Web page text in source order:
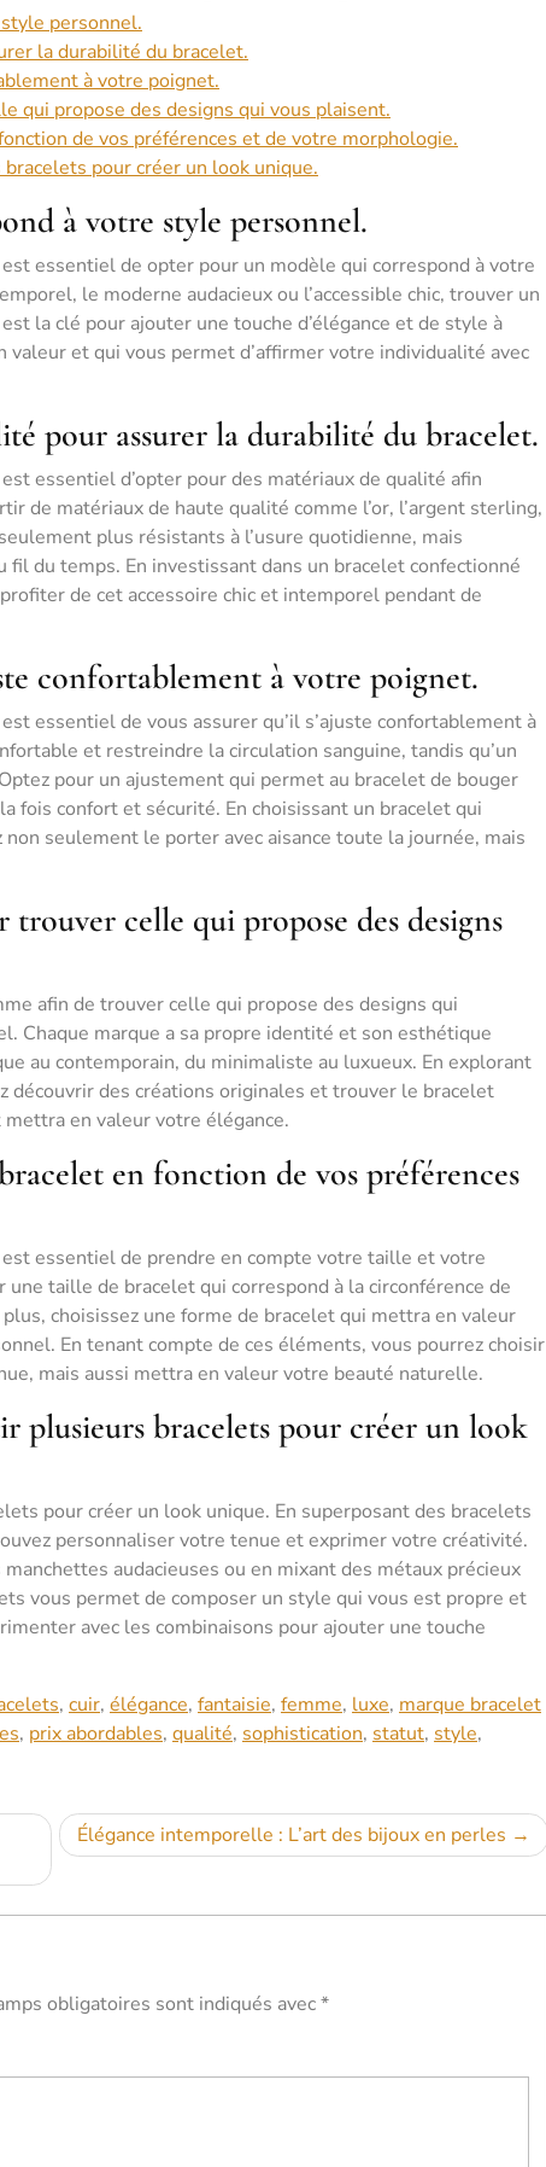
personnel.
la durabilité du bracelet.
à votre poignet.
qui propose des designs qui vous plaisent.
de vos préférences et de votre morphologie.
pour créer un look unique.
à votre style personnel.
essentiel de opter pour un modèle qui correspond à votre
le moderne audacieux ou l’accessible chic, trouver un
la clé pour ajouter une touche d’élégance et de style à
et qui vous permet d’affirmer votre individualité avec
pour assurer la durabilité du bracelet.
essentiel d’opter pour des matériaux de qualité afin
de matériaux de haute qualité comme l’or, l’argent sterling,
plus résistants à l’usure quotidienne, mais
du temps. En investissant dans un bracelet confectionné
de cet accessoire chic et intemporel pendant de
confortablement à votre poignet.
essentiel de vous assurer qu’il s’ajuste confortablement à
et restreindre la circulation sanguine, tandis qu’un
pour un ajustement qui permet au bracelet de bouger
fois confort et sécurité. En choisissant un bracelet qui
seulement le porter avec aisance toute la journée, mais
celle qui propose des designs
afin de trouver celle qui propose des designs qui
Chaque marque a sa propre identité et son esthétique
au contemporain, du minimaliste au luxueux. En explorant
des créations originales et trouver le bracelet
en valeur votre élégance.
en fonction de vos préférences
essentiel de prendre en compte votre taille et votre
taille de bracelet qui correspond à la circonférence de
choisissez une forme de bracelet qui mettra en valeur
En tenant compte de ces éléments, vous pourrez choisir
mais aussi mettra en valeur votre beauté naturelle.
plusieurs bracelets pour créer un look
pour créer un look unique. En superposant des bracelets
personnaliser votre tenue et exprimer votre créativité.
audacieuses ou en mixant des métaux précieux
vous permet de composer un style qui vous est propre et
avec les combinaisons pour ajouter une touche
, cuir, élégance, fantaisie, femme, luxe, marque bracelet
, prix abordables, qualité, sophistication, statut, style,
Élégance intemporelle : L’art des bijoux en perles
obligatoires sont indiqués avec*